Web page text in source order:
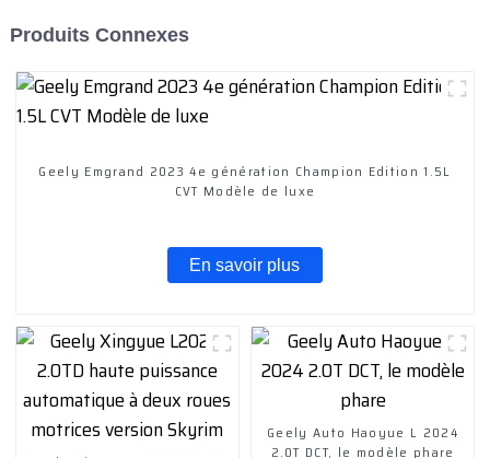
Produits Connexes
Geely Emgrand 2023 4e génération Champion Edition 1.5L
CVT Modèle de luxe
En savoir plus
Geely Auto Haoyue L 2024
2.0T DCT, le modèle phare